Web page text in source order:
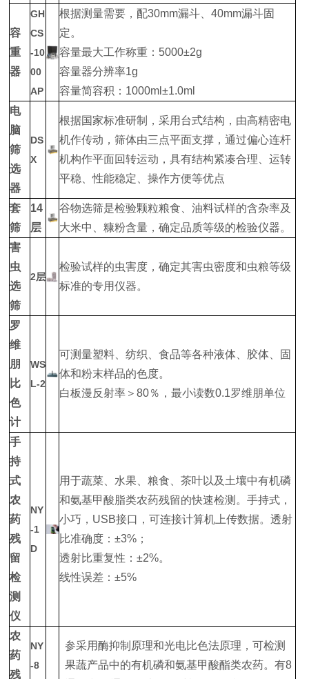
容
重
器
GH
CS
-10
00
AP
根据测量需要，配30mm漏斗、40mm漏斗固
定。
容量最大工作称重：5000±2g
容量器分辨率1g
容量简容积：1000ml±1.0ml
电
脑
筛
选
器
DS
X
根据国家标准研制，采用台式结构，由高精密电
机作传动，筛体由三点平面支撑，通过偏心连杆
机构作平面回转运动，具有结构紧凑合理、运转
平稳、性能稳定、操作方便等优点
套
筛
14
层
谷物选筛是检验颗粒粮食、油料试样的含杂率及
大米中、糠粉含量，确定品质等级的检验仪器。
害
虫
选
筛
2层
检验试样的虫害度，确定其害虫密度和虫粮等级
标准的专用仪器。
罗
维
朋
比
色
计
WS
L-2
可测量塑料、纺织、食品等各种液体、胶体、固
体和粉末样品的色度。
白板漫反射率＞80％，最小读数0.1罗维朋单位
手
持
式
农
药
残
留
检
测
仪
NY
-1
D
用于蔬菜、水果、粮食、茶叶以及土壤中有机磷
和氨基甲酸脂类农药残留的快速检测。手持式，
小巧，USB接口，可连接计算机上传数据。透射
比准确度：±3%；
透射比重复性：±2%。
线性误差：±5%
农
药
残
NY
-8
参采用酶抑制原理和光电比色法原理，可检测
果蔬产品中的有机磷和氨基甲酸酯类农药。有8